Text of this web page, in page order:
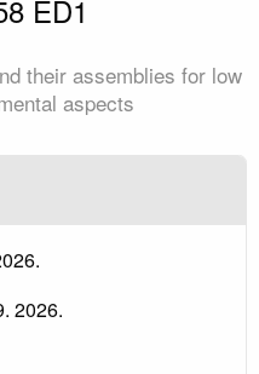
ED1
their assemblies for low
aspects
2026.